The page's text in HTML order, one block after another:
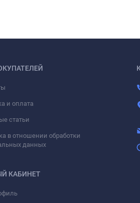
и оплата
статьи
в отношении обработки
данных
КАБИНЕТ